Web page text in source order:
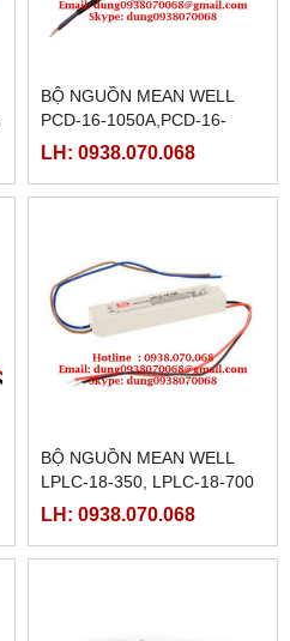
BỘ NGUỒN MEAN WELL
PCD-16-1050A,PCD-16-
1050B, PCD-16-1400A,PCD-
350A,PCD-16-350B,
LH: 0938.070.068
BỘ NGUỒN MEAN WELL
LPLC-18-350, LPLC-18-700
LH: 0938.070.068